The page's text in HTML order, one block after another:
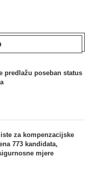
predlažu poseban status
za kompenzacijske
773 kandidata,
mjere